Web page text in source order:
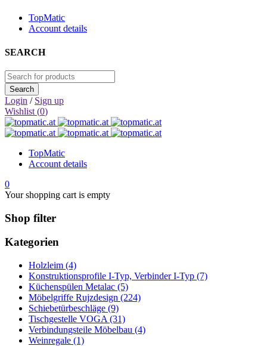
TopMatic
Account details
SEARCH
Login / Sign up
Wishlist (0)
TopMatic
Account details
0
Your shopping cart is empty
Shop filter
Kategorien
Holzleim (4)
Konstruktionsprofile I-Typ, Verbinder I-Typ (7)
Küchenspülen Metalac (5)
Möbelgriffe Rujzdesign (224)
Schiebetürbeschläge (9)
Tischgestelle VOGA (31)
Verbindungsteile Möbelbau (4)
Weinregale (1)